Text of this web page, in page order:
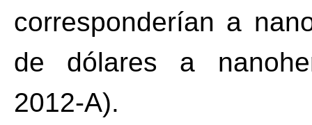
corresponderían a
de dólares a
2012-A).